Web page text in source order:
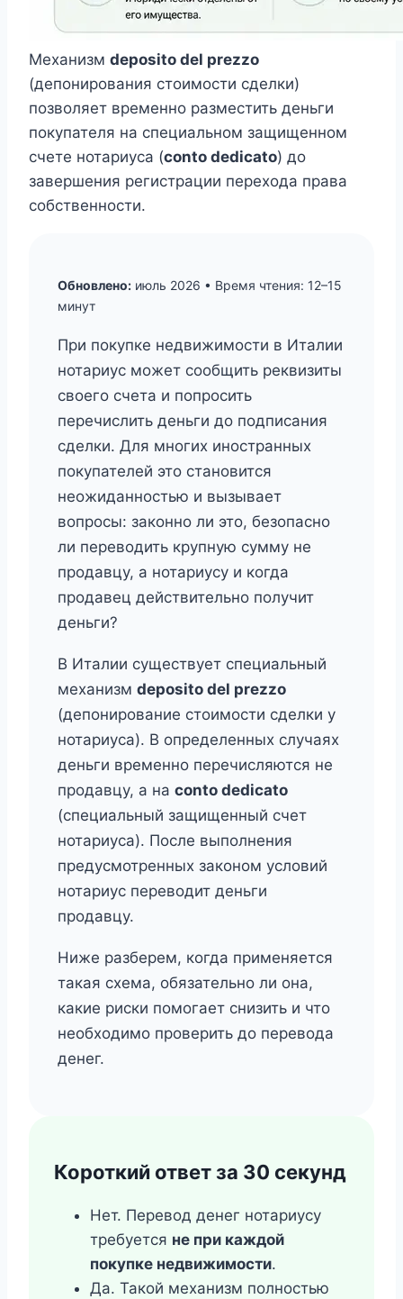
Механизм deposito del prezzo
(депонирования стоимости сделки)
позволяет временно разместить деньги
покупателя на специальном защищенном
счете нотариуса (conto dedicato) до
завершения регистрации перехода права
собственности.
Обновлено: июль 2026 • Время чтения: 12–15
минут
При покупке недвижимости в Италии
нотариус может сообщить реквизиты
своего счета и попросить
перечислить деньги до подписания
сделки. Для многих иностранных
покупателей это становится
неожиданностью и вызывает
вопросы: законно ли это, безопасно
ли переводить крупную сумму не
продавцу, а нотариусу и когда
продавец действительно получит
деньги?
В Италии существует специальный
механизм deposito del prezzo
(депонирование стоимости сделки у
нотариуса). В определенных случаях
деньги временно перечисляются не
продавцу, а на conto dedicato
(специальный защищенный счет
нотариуса). После выполнения
предусмотренных законом условий
нотариус переводит деньги
продавцу.
Ниже разберем, когда применяется
такая схема, обязательно ли она,
какие риски помогает снизить и что
необходимо проверить до перевода
денег.
Короткий ответ за 30 секунд
Нет. Перевод денег нотариусу
требуется не при каждой
покупке недвижимости.
Да. Такой механизм полностью